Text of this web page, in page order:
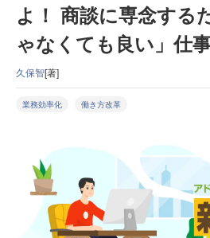
よ！ 商談に専念する
ゃなくても良い」仕
久保智[著]
業務効率化 働き方改革